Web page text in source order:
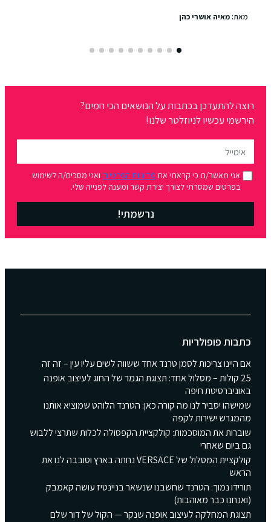
מאת:מאיה אושרי כהן
רוצה להתעדכן בכתבות על הנושאים הכי חמים?
הירשמי עכשיו לניוזלטר שלנו!
אני מאשר/ת כי קראתי את מדיניות הפרטיות ואני מסכים/ה לשימוש
בפרטים שמסרתי לצורך יצירת קשר ומענה לפנייה שלי.
נרשמתי!
כתבות פופולריות
אם היינו צריכות לסמן טרנד אחד ששווה לשים עליו עין – זה זה
25 קולות – מסלול אחד: תצוגת הגמר של החוג לעיצוב אופנה
באוניברסיטת חיפה
שמישהו יסביר לנו מה קורה כאן: הטרנד הלוהט שמוציא אותנו
מהמגרש ישירות לקפה
שוברות את המוסכמות: קולקציית הקפסולה לכלות שתרצי ללבוש
גם ביום שאחרי
קולקציית המסלול של VERSACE נחתה בארץ וסובבה לנו את
הראש
תורידו נמוך: הטרנד שחשבנו שנשאר בניינטיז עושה קאמבק
(ואנחנו כבר מאוהבות)
תצוגת המחלקה לעיצוב אופנה שנקר — הקול של דור שלם